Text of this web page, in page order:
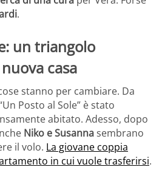
.
un triangolo
casa
stanno per cambiare. Da
Posto al Sole” è stato
abitato. Adesso, dopo
Niko e Susannasembrano
il volo. La giovane coppia
in cui vuole trasferirsi.